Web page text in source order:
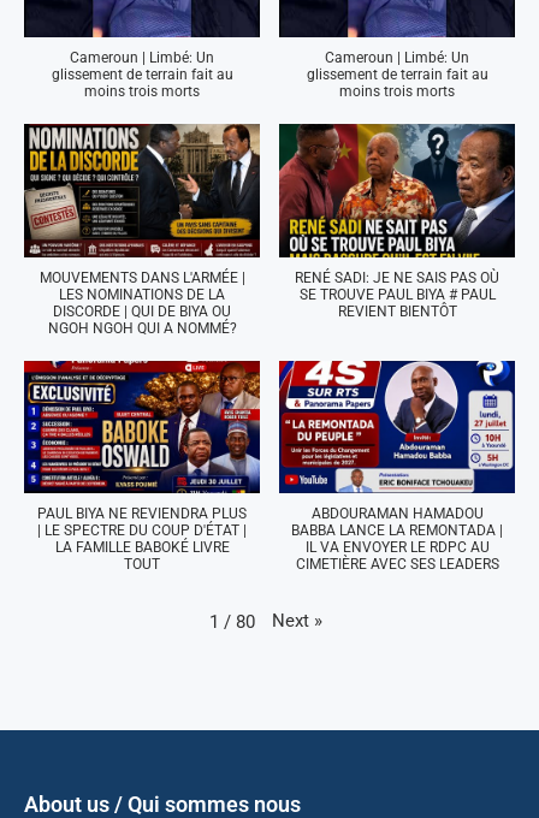
Cameroun | Limbé: Un
glissement de terrain fait au
moins trois morts
Cameroun | Limbé: Un
glissement de terrain fait au
moins trois morts
MOUVEMENTS DANS L'ARMÉE |
LES NOMINATIONS DE LA
DISCORDE | QUI DE BIYA OU
NGOH NGOH QUI A NOMMÉ?
RENÉ SADI: JE NE SAIS PAS OÙ
SE TROUVE PAUL BIYA # PAUL
REVIENT BIENTÔT
PAUL BIYA NE REVIENDRA PLUS
| LE SPECTRE DU COUP D'ÉTAT |
LA FAMILLE BABOKÉ LIVRE
TOUT
ABDOURAMAN HAMADOU
BABBA LANCE LA REMONTADA |
IL VA ENVOYER LE RDPC AU
CIMETIÈRE AVEC SES LEADERS
1 / 80 Next »
About us / Qui sommes nous